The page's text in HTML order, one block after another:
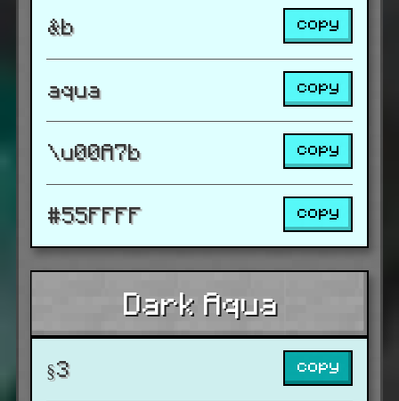
&b copy
aqua copy
\u00A7b copy
#55FFFF copy
Dark Aqua
§3 copy